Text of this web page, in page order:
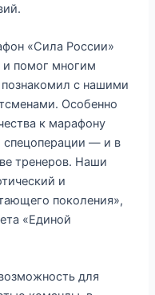
«Сила России»
и помог многим
с нашими
Особенно
к марафону
спецоперации — и в
тренеров. Наши
и
поколения»,
«Единой
для